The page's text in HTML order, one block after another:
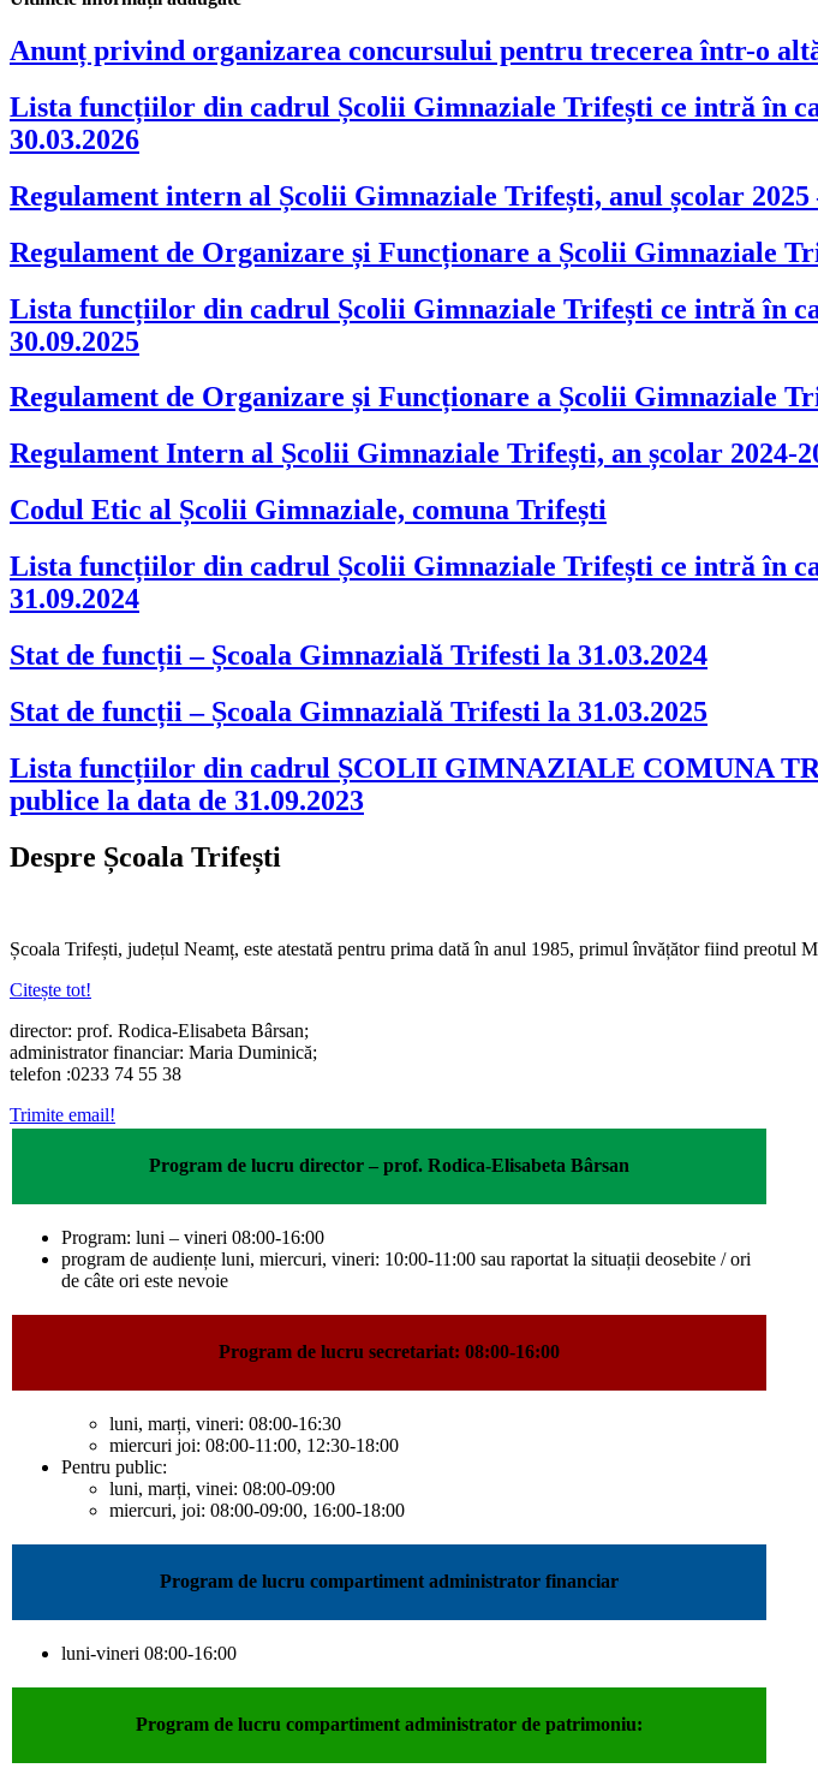
Anunț privind organizarea concursului pentru trecerea într-o
Lista funcțiilor din cadrul Școlii Gimnaziale Trifești ce intră în
30.03.2026
Regulament intern al Școlii Gimnaziale Trifești, anul școlar 2025
Regulament de Organizare și Funcționare a Școlii Gimnaziale
Lista funcțiilor din cadrul Școlii Gimnaziale Trifești ce intră în
30.09.2025
Regulament de Organizare și Funcționare a Școlii Gimnaziale
Regulament Intern al Școlii Gimnaziale Trifești, an școlar 2024-
Codul Etic al Școlii Gimnaziale, comuna Trifești
Lista funcțiilor din cadrul Școlii Gimnaziale Trifești ce intră în
31.09.2024
Stat de funcții – Școala Gimnazială Trifesti la 31.03.2024
Stat de funcții – Școala Gimnazială Trifesti la 31.03.2025
Lista funcțiilor din cadrul ȘCOLII GIMNAZIALE COMUNA
publice la data de 31.09.2023
Despre Școala Trifești
Școala Trifești, județul Neamț, este atestată pentru prima dată în anul 1985, primul învățător fiind
Citește tot!
director: prof. Rodica-Elisabeta Bârsan;
administrator financiar: Maria Duminică;
telefon :0233 74 55 38
Trimite email!
Program de lucru director – prof. Rodica-Elisabeta Bârsan
Program: luni – vineri 08:00-16:00
program de audiențe luni, miercuri, vineri: 10:00-11:00 sau raportat la situații deosebite / ori
de câte ori este nevoie
Program de lucru secretariat: 08:00-16:00
luni, marți, vineri: 08:00-16:30
miercuri joi: 08:00-11:00, 12:30-18:00
Pentru public:
luni, marți, vinei: 08:00-09:00
miercuri, joi: 08:00-09:00, 16:00-18:00
Program de lucru compartiment administrator financiar
luni-vineri 08:00-16:00
Program de lucru compartiment administrator de patrimoniu: